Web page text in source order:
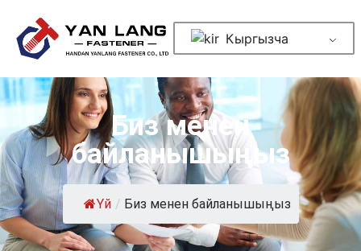
Кыргызча
Биз менен
байланышыңыз
Үй / Биз менен байланышыңыз